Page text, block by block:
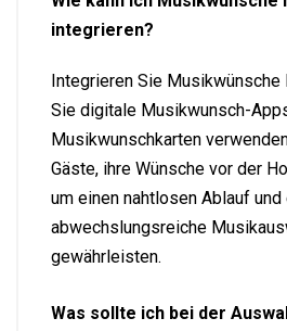
integrieren?
Integrieren Sie Musikwünsche
Sie digitale Musikwunsch-
Musikwunschkarten
Gäste, ihre Wünsche vor der
um einen nahtlosen Ablauf und
abwechslungsreiche
gewährleisten.
Was sollte ich bei der